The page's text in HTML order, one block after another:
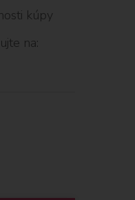
kúpy
na: